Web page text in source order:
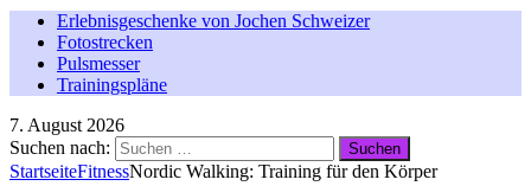
Erlebnisgeschenke von Jochen Schweizer
Fotostrecken
Pulsmesser
Trainingspläne
7. August 2026
Suchen nach:
StartseiteFitnessNordic Walking: Training für den Körper